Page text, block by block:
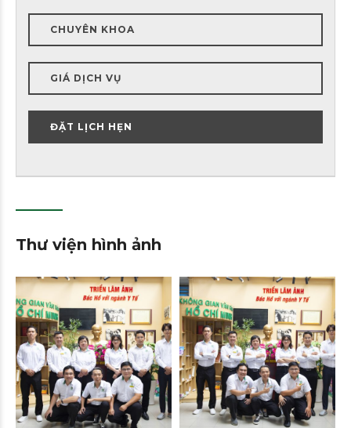
CHUYÊN KHOA
GIÁ DỊCH VỤ
ĐẶT LỊCH HẸN
Thư viện hình ảnh